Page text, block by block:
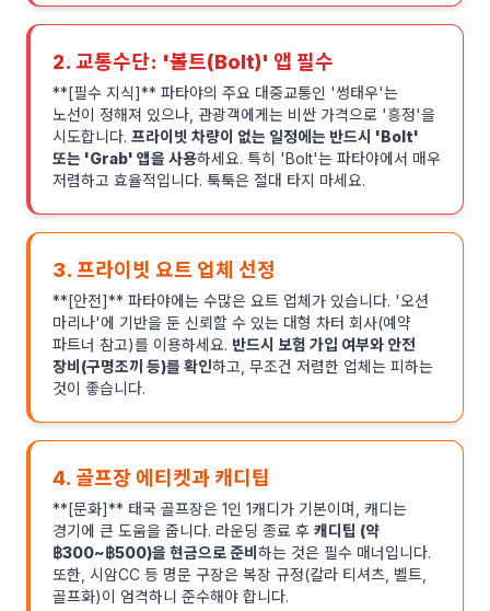
2. 교통수단: '볼트(Bolt)' 앱 필수
**[필수 지식]** 파타야의 주요 대중교통인 '썽태우'는
노선이 정해져 있으나, 관광객에게는 비싼 가격으로 '흥정'을
시도합니다. 프라이빗 차량이 없는 일정에는 반드시 'Bolt'
또는 'Grab' 앱을 사용하세요. 특히 'Bolt'는 파타야에서 매우
저렴하고 효율적입니다. 툭툭은 절대 타지 마세요.
3. 프라이빗 요트 업체 선정
**[안전]** 파타야에는 수많은 요트 업체가 있습니다. '오션
마리나'에 기반을 둔 신뢰할 수 있는 대형 차터 회사(예약
파트너 참고)를 이용하세요. 반드시 보험 가입 여부와 안전
장비(구명조끼 등)를 확인하고, 무조건 저렴한 업체는 피하는
것이 좋습니다.
4. 골프장 에티켓과 캐디팁
**[문화]** 태국 골프장은 1인 1캐디가 기본이며, 캐디는
경기에 큰 도움을 줍니다. 라운딩 종료 후 캐디팁 (약
฿300~฿500)을 현금으로 준비 하는 것은 필수 매너입니다.
또한, 시암CC 등 명문 구장은 복장 규정(칼라 티셔츠, 벨트,
골프화)이 엄격하니 준수해야 합니다.